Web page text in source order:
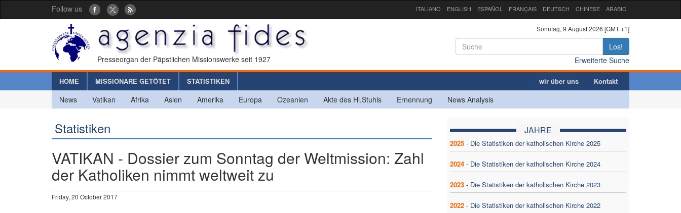
Follow us ITALIANO ENGLISH ESPAÑOL FRANÇAIS DEUTSCH CHINESE ARABIC
Presseorgan der Päpstlichen Missionswerke seit 1927
Sonntag, 9 August 2026 [GMT +1]
Los!
Erweiterte Suche
HOME MISSIONARE GETÖTET STATISTIKEN wir über uns Kontakt
News Vatikan Afrika Asien Amerika Europa Ozeanien Akte des Hl.Stuhls Ernennung News Analysis
Statistiken
VATIKAN - Dossier zum Sonntag der Weltmission: Zahl
der Katholiken nimmt weltweit zu
Friday, 20 October 2017
JAHRE
2025 - Die Statistiken der katholischen Kirche 2025
2024 - Die Statistiken der katholischen Kirche 2024
2023 - Die Statistiken der katholischen Kirche 2023
2022 - Die Statistiken der katholischen Kirche 2022